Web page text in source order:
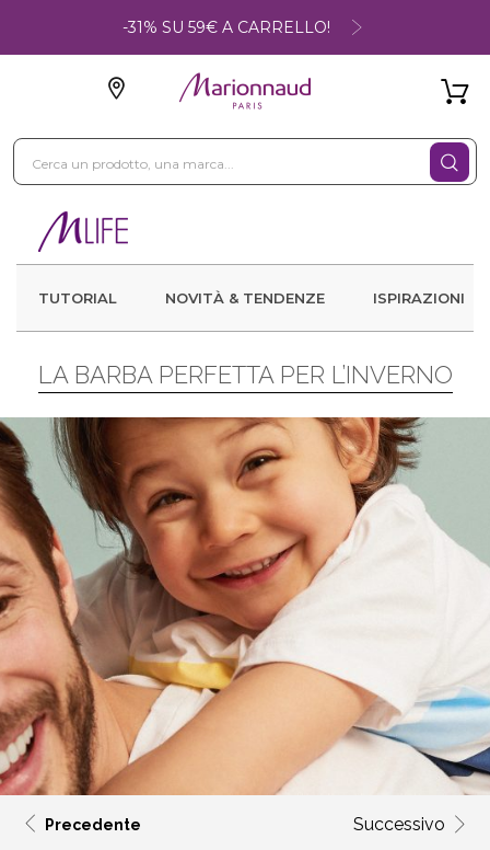
-31% SU 59€ A CARRELLO!
TUTORIAL NOVITÀ & TENDENZE ISPIRAZIONI
LA BARBA PERFETTA PER L’INVERNO
Precedente Successivo